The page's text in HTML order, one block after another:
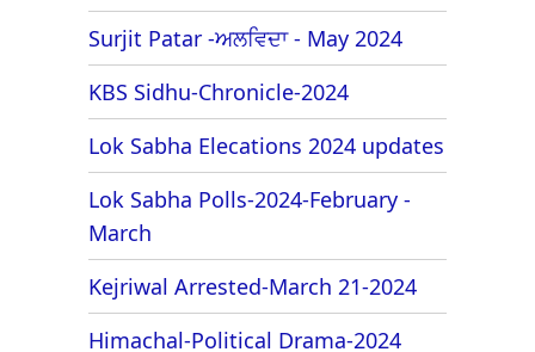
Surjit Patar -ਅਲਵਿਦਾ - May 2024
KBS Sidhu-Chronicle-2024
Lok Sabha Elecations 2024 updates
Lok Sabha Polls-2024-February -
March
Kejriwal Arrested-March 21-2024
Himachal-Political Drama-2024